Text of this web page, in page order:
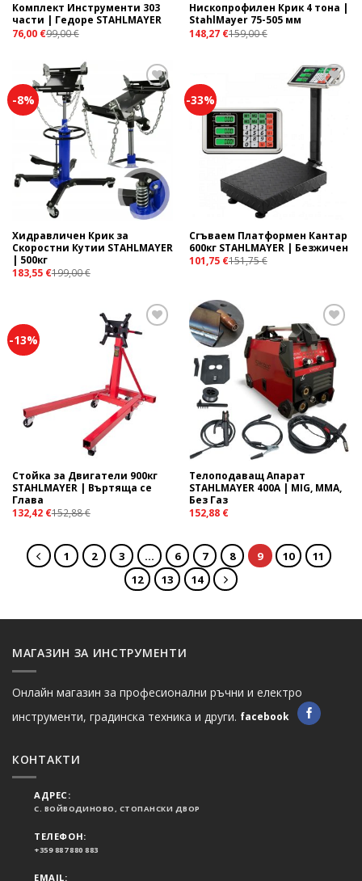
Комплект Инструменти 303
части | Гедоре STAHLMAYER
76,00 €99,00€
Нископрофилен Крик 4 тона |
StahlMayer 75-505 мм
148,27 €159,00€
-8%
Add to
wishlist
Хидравличен Крик за
Скоростни Кутии STAHLMAYER
| 500кг
183,55 €199,00€
-33%
Сгъваем Платформен Кантар
600кг STAHLMAYER | Безжичен
101,75 €151,75€
-13%
Стойка за Двигатели 900кг
STAHLMAYER | Въртяща се
Глава
132,42 €152,88€
Add to
wishlist
Телоподаващ Апарат
STAHLMAYER 400А | MIG, MMA,
Без Газ
152,88 €
1 2 3 … 6 7 8 9 10
11
12
13 14
МАГАЗИН ЗА ИНСТРУМЕНТИ
Онлайн магазин за професионални ръчни и електро
инструменти, градинска техника и други. facebook
КОНТАКТИ
АДРЕС:
С. ВОЙВОДИНОВО, СТОПАНСКИ ДВОР
ТЕЛЕФОН:
+359 887 880 883
EMAIL: